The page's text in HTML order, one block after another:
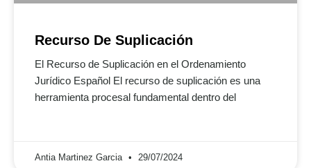
Recurso De Suplicación
El Recurso de Suplicación en el Ordenamiento
Jurídico Español El recurso de suplicación es una
herramienta procesal fundamental dentro del
Antia Martinez Garcia 29/07/2024